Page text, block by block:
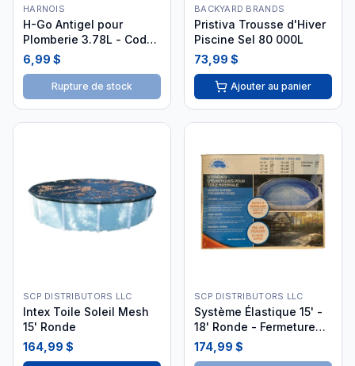
HARNOIS
H-Go Antigel pour
Plomberie 3.78L - Code
6000860316
6,99 $
Rupture de stock
BACKYARD BRANDS
Pristiva Trousse d'Hiver
Piscine Sel 80 000L
73,99 $
Ajouter au panier
SCP DISTRIBUTORS LLC
Intex Toile Soleil Mesh
15' Ronde
164,99 $
SCP DISTRIBUTORS LLC
Système Élastique 15' -
18' Ronde - Fermeture
Piscine
174,99 $